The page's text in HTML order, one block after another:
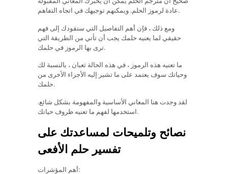
عادة لرموز الحلم. ويمكنهم توجيهك في اتجاه التفاهم.
ومع ذلك ، فإن أهم التفاصيل التي ستقودك إلى فهم
حقيقي لما يعنيه حلمك يجب أن تأتي من الطريقة التي
ترى بها الرموز في حلمك.
ما تعنيه هذه الرموز ، في هذه الحالة ثعبان ، بالنسبة لك
وحياتك سوف يعتمد على ما تشير إليه الأجزاء الأخرى من
حلمك.
لقد وجدت هنا المعاني الأساسية والمفهومة بشكل شائع.
استخدمها لفهم ما تعنيه ظروف حياتك.
نصائح وتلميحات لمساعدتك على
تفسير حلم الأفعى
أهم المؤشرات: